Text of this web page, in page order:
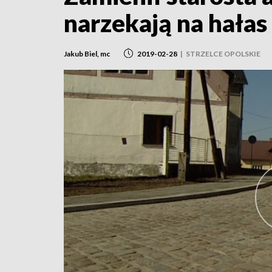
narzekają na hałas
Jakub Biel, mc 2019-02-28 | STRZELCE OPOLSKIE